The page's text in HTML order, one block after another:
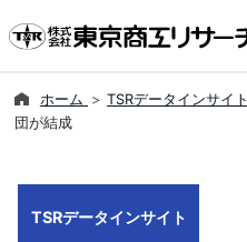
ホーム TSRデータインサイト
団が結成
TSRデータインサイト